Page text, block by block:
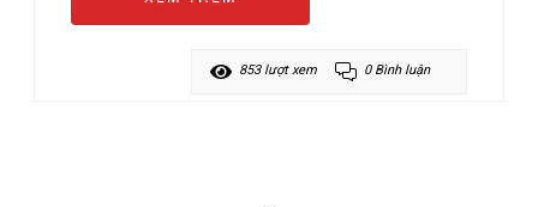
853 lượt xem 0 Bình luận